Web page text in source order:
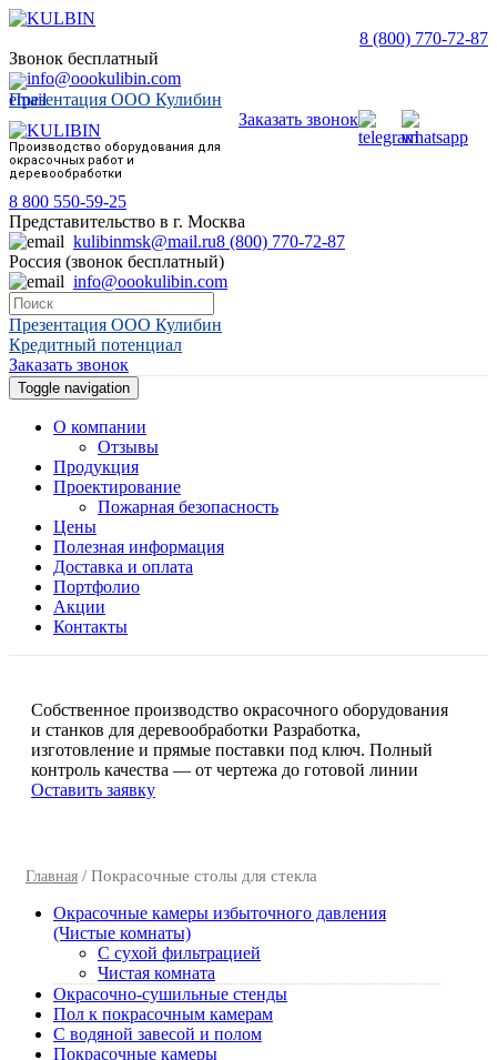
8 (800) 770-72-87
Звонок бесплатный
info@oookulibin.com
Презентация ООО Кулибин
Заказать звонок
Производство оборудования для
окрасочных работ и
деревообработки
8 800 550-59-25
Представительство в г. Москва
kulibinmsk@mail.ru8 (800) 770-72-87
Россия (звонок бесплатный)
info@oookulibin.com
Презентация ООО Кулибин
Кредитный потенциал
Заказать звонок
Toggle navigation
О компании
Отзывы
Продукция
Проектирование
Пожарная безопасность
Цены
Полезная информация
Доставка и оплата
Портфолио
Акции
Контакты
Собственное производство окрасочного оборудования
и станков для деревообработки Разработка,
изготовление и прямые поставки под ключ. Полный
контроль качества — от чертежа до готовой линии
Оставить заявку
Главная / Покрасочные столы для стекла
Окрасочные камеры избыточного давления
(Чистые комнаты)
C сухой фильтрацией
Чистая комната
Окрасочно-сушильные стенды
Пол к покрасочным камерам
C водяной завесой и полом
Покрасочные камеры